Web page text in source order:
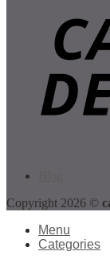
Copyright 2026 ©
Menu
Categories